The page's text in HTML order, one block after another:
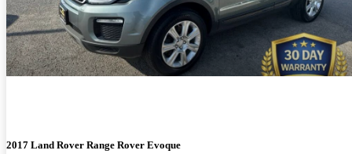
2017 Land Rover Range Rover Evoque